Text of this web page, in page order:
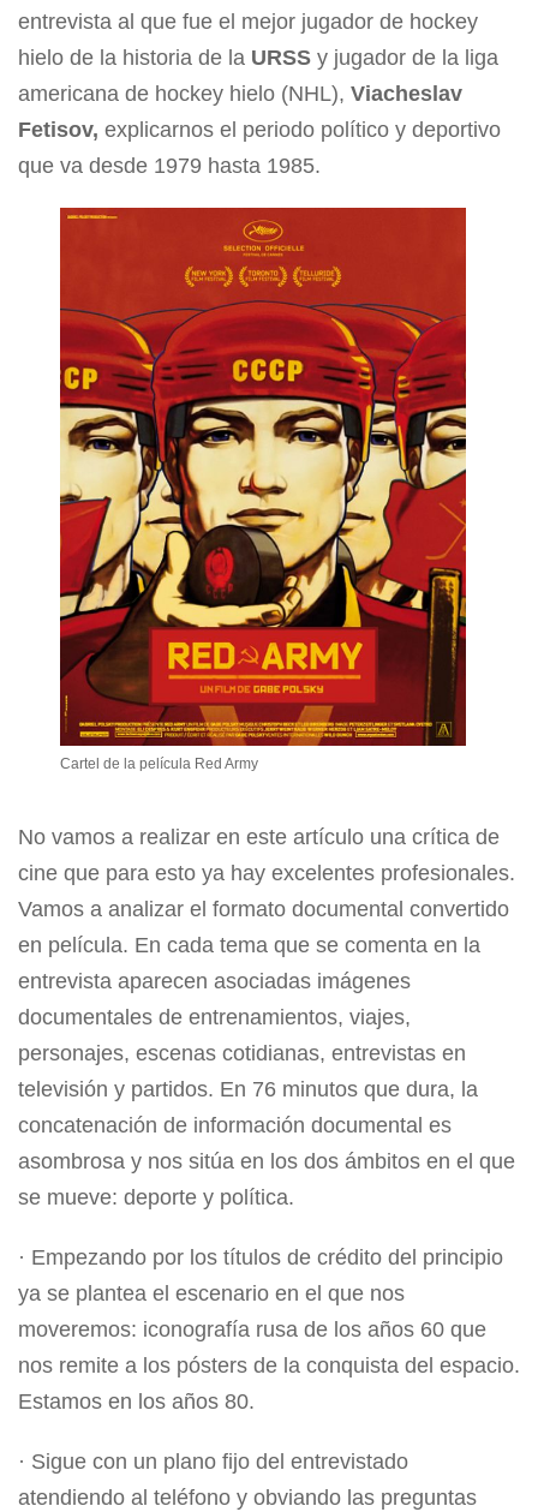
entrevista al que fue el mejor jugador de hockey
hielo de la historia de la URSS y jugador de la liga
americana de hockey hielo (NHL), Viacheslav
Fetisov, explicarnos el periodo político y deportivo
que va desde 1979 hasta 1985.
Cartel de la película Red Army
No vamos a realizar en este artículo una crítica de
cine que para esto ya hay excelentes profesionales.
Vamos a analizar el formato documental convertido
en película. En cada tema que se comenta en la
entrevista aparecen asociadas imágenes
documentales de entrenamientos, viajes,
personajes, escenas cotidianas, entrevistas en
televisión y partidos. En 76 minutos que dura, la
concatenación de información documental es
asombrosa y nos sitúa en los dos ámbitos en el que
se mueve: deporte y política.
· Empezando por los títulos de crédito del principio
ya se plantea el escenario en el que nos
moveremos: iconografía rusa de los años 60 que
nos remite a los pósters de la conquista del espacio.
Estamos en los años 80.
· Sigue con un plano fijo del entrevistado
atendiendo al teléfono y obviando las preguntas